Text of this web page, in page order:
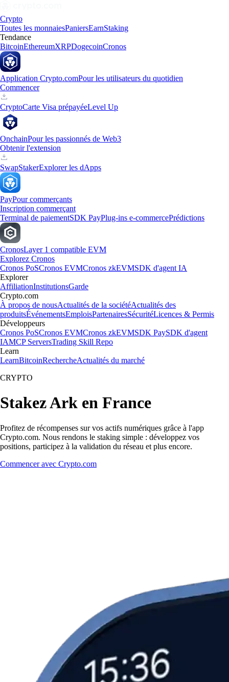
Crypto
Toutes les monnaiesPaniersEarnStaking
Tendance
BitcoinEthereumXRPDogecoinCronos
Application Crypto.comPour les utilisateurs du quotidien
Commencer
CryptoCarte Visa prépayéeLevel Up
OnchainPour les passionnés de Web3
Obtenir l'extension
SwapStakerExplorer les dApps
PayPour commerçants
Inscription commerçant
Terminal de paiementSDK PayPlug-ins e-commercePrédictions
CronosLayer 1 compatible EVM
Explorez Cronos
Cronos PoSCronos EVMCronos zkEVMSDK d'agent IA
Explorer
AffiliationInstitutionsGarde
Crypto.com
À propos de nousActualités de la sociétéActualités des
produitsÉvénementsEmploisPartenairesSécuritéLicences & Permis
Développeurs
Cronos PoSCronos EVMCronos zkEVMSDK PaySDK d'agent
IAMCP ServersTrading Skill Repo
Learn
LearnBitcoinRechercheActualités du marché
CRYPTO
Stakez Ark en France
Profitez de récompenses sur vos actifs numériques grâce à l'app
Crypto.com. Nous rendons le staking simple : développez vos
positions, participez à la validation du réseau et plus encore.
Commencer avec Crypto.com